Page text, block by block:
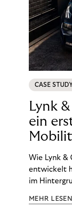
CASE
Lynk
ein
Wie Lynk &
entwickelt
im
MEHR LESEN